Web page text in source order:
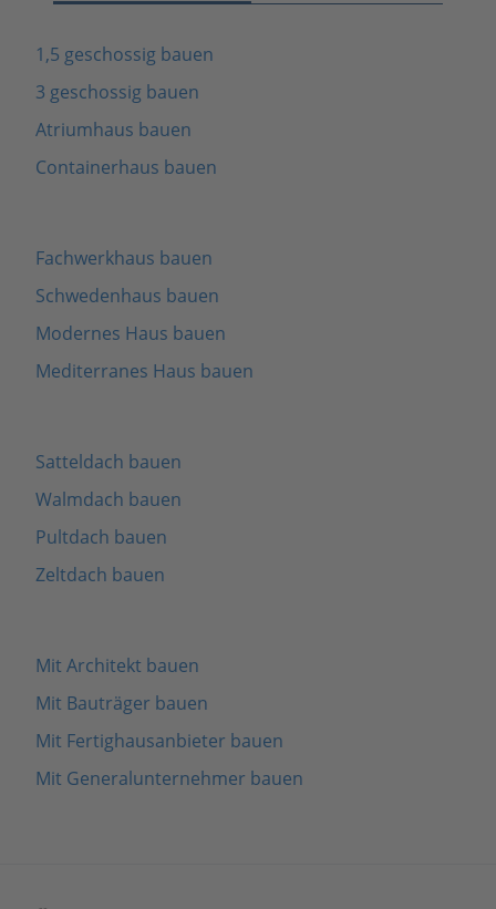
1,5 geschossig bauen
3 geschossig bauen
Atriumhaus bauen
Containerhaus bauen
Fachwerkhaus bauen
Schwedenhaus bauen
Modernes Haus bauen
Mediterranes Haus bauen
Satteldach bauen
Walmdach bauen
Pultdach bauen
Zeltdach bauen
Mit Architekt bauen
Mit Bauträger bauen
Mit Fertighausanbieter bauen
Mit Generalunternehmer bauen